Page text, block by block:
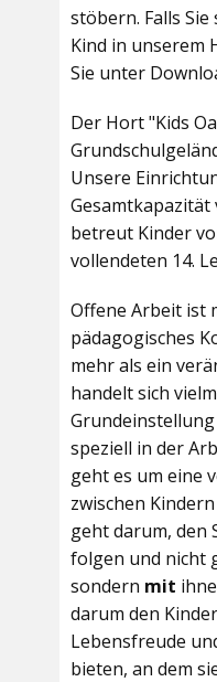
stöbern. Falls
Kind in unserem
Sie unter
Der Hort "Kids
Unsere
Gesamtkapazität
betreut Kinder
vollendeten 14.
Offene Arbeit ist
pädagogisches
mehr als ein
handelt sich
speziell in der
geht es um eine
zwischen
geht darum, den
folgen und nicht
sondern mit
darum den
Lebensfreude
bieten, an dem